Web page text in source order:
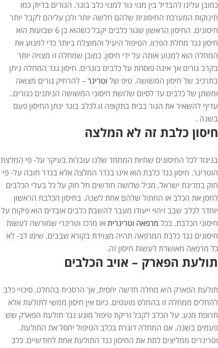
כמובן עלינו להבדיל בין מנוי גור למנוי כלב בוגר. הגורים בדיוק כמו
תינוקות המערכת החיסונית שלהם חלשה יותר ולכן עליהם לקבל יותר
חיסונים. החיסון הראשון שגור כלבים יקבל כשהוא בן 6 שבועות הוא
חיסון נגד מחלת הפרוו. הטיפול היעיל והמוצלח ביותר כדי למנוע את
המחלה הוא למנוע אותה על ידי חיסון. כמובן שמחלה זו מצויה יותר
בקרב גורים אך אינה פוסחת על כלבים בוגרים. חיסון נגד המחלה ניתן
בתרכיב של חיסון המשושה. טיפ של וטרינר – להרחיק גורים מצואה
ומשתן של כלבים עד לסיום שלושת חיסוני המשושה הניתנים כגורים..
עדיף להשאיר את הגור בבית בתקופה זו.לכלב בוגר ינתן החיסון פעם
בשנה .
חיסון כלבת זה לא המלצה
בניגוד לכל החיסונים שחיות המחמד שלנו עוברות בעיקר על- פי המלצת
הוטרינר. חיסון נגד כלבת הוא אינו בגדר המלצה אלא בגדר חובה על- פי
חוק במדינת ישראל. מגיל שלושה חודשים חל חוק על כל בעלי הכלבים
לחסן את הכלב או החתול שלהם אחת לשנה. בחיסון הכלבת הראשון
יוחדר לכלב שבב זיהוי ייעודו מעבר להשבת כלבים אובדים הוא פיקוח על
חיסוני הכלבת. בכל מרפאה וטרינרית או מרכז וטרינרי שמורשה לעשות
חיסונים נגד כלבת המרפאה תהיה מצוידת בקורא שבבים. שימו לב- לא
כל מרפאה מאושרת לעשות חיסון זה.
תולעת הפארק – אויב הכלבים
תולעת הפארק היא מחלה חדשה יחסית, אך הרסנית בהחלט. סיכויי כלב
להחלים ממחלה זו בהחלט מועטים. כיום אין חיסון ממשי לתולעת אלא
תרופת מנע. על הכלב לקבל זריקת טיפול מונע נגד תולעת הפארק שש
פעמים בשנה. אם המחלה דוגרת בכלב הטיפול יחסל את התולעת.
וטרינרים ממליצים לתת את החיסון נגד התולעת אחת לחודשיים. כלב